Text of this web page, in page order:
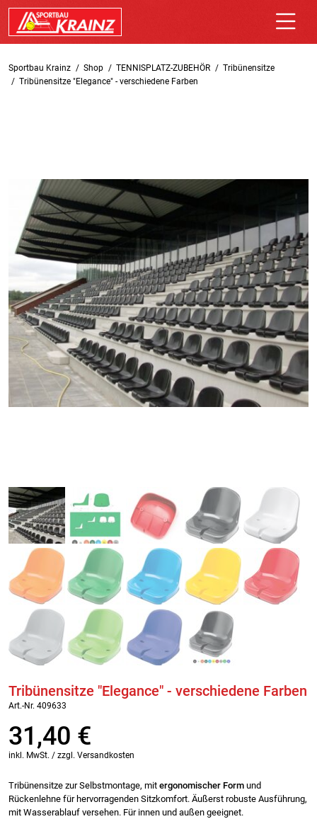
Sportbau Krainz Shop TENNISPLATZ-ZUBEHÖR
Tribünensitze
Tribünensitze "Elegance" - verschiedene Farben
Tribünensitze "Elegance" - verschiedene Farben
Art.-Nr. 409633
31,40 €
inkl. MwSt. / zzgl. Versandkosten
Tribünensitze zur Selbstmontage, mit ergonomischer Form und
Rückenlehne für hervorragenden Sitzkomfort. Äußerst robuste Ausführung,
mit Wasserablauf versehen. Für innen und außen geeignet.